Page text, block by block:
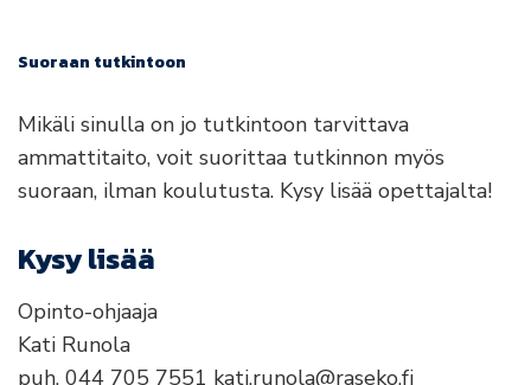
Suoraan tutkintoon
Mikäli sinulla on jo tutkintoon tarvittava
ammattitaito, voit suorittaa tutkinnon myös
suoraan, ilman koulutusta. Kysy lisää opettajalta!
Kysy lisää
Opinto-ohjaaja
Kati Runola
puh. 044 705 7551 kati.runola@raseko.fi